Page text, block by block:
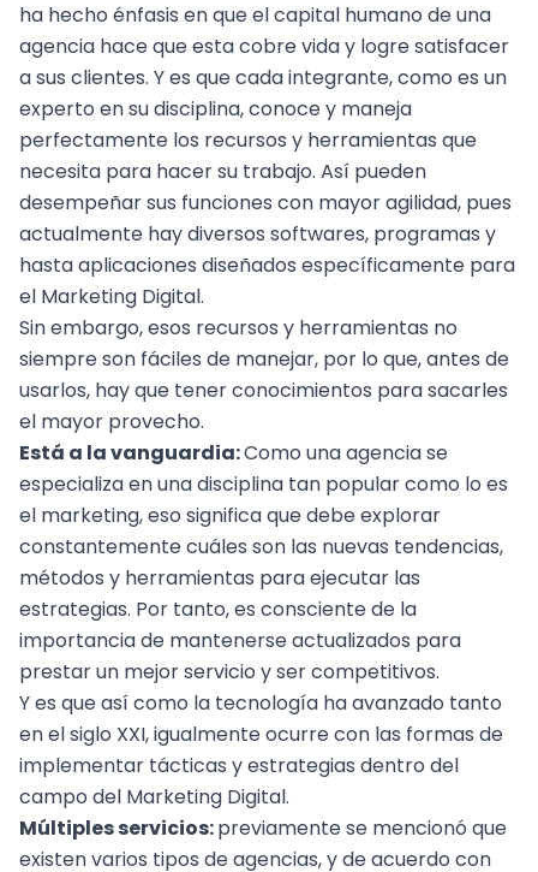
ha hecho énfasis en que el capital humano de una
agencia hace que esta cobre vida y logre satisfacer
a sus clientes. Y es que cada integrante, como es un
experto en su disciplina, conoce y maneja
perfectamente los recursos y herramientas que
necesita para hacer su trabajo. Así pueden
desempeñar sus funciones con mayor agilidad, pues
actualmente hay diversos softwares, programas y
hasta aplicaciones diseñados específicamente para
el Marketing Digital.
Sin embargo, esos recursos y herramientas no
siempre son fáciles de manejar, por lo que, antes de
usarlos, hay que tener conocimientos para sacarles
el mayor provecho.
Está a la vanguardia:Como una agencia se
especializa en una disciplina tan popular como lo es
el marketing, eso significa que debe explorar
constantemente cuáles son las nuevas tendencias,
métodos y herramientas para ejecutar las
estrategias. Por tanto, es consciente de la
importancia de mantenerse actualizados para
prestar un mejor servicio y ser competitivos.
Y es que así como la tecnología ha avanzado tanto
en el siglo XXI, igualmente ocurre con las formas de
implementar tácticas y estrategias dentro del
campo del Marketing Digital.
Múltiples servicios:previamente se mencionó que
existen varios tipos de agencias, y de acuerdo con